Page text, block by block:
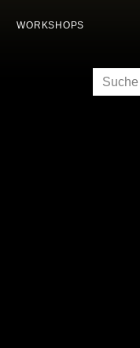
WORKSHOPS
SUCHE